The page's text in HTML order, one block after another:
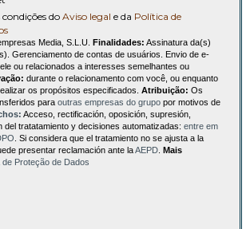
condições do Aviso legal e da Política de
Media, S.L.U. Finalidades: Assinatura da(s)
Gerenciamento de contas de usuários. Envio de e-
ou relacionados a interesses semelhantes ou
durante o relacionamento com você, ou enquanto
os propósitos especificados. Atribuição: Os
para outras empresas do grupo por motivos de
Acceso, rectificación, oposición, supresión,
del tratatamiento y decisiones automatizadas: entre em
. Si considera que el tratamiento no se ajusta a la
presentar reclamación ante laAEPD Mais
de Proteção de Dados